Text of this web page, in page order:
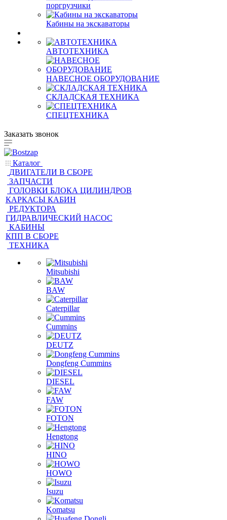
поргрузчики
Кабины на экскаваторы
АВТОТЕХНИКА
НАВЕСНОЕ ОБОРУДОВАНИЕ
СКЛАДСКАЯ ТЕХНИКА
СПЕЦТЕХНИКА
Заказать звонок
Каталог
ДВИГАТЕЛИ В СБОРЕ
ЗАПЧАСТИ
ГОЛОВКИ БЛОКА ЦИЛИНДРОВ
КАРКАСЫ КАБИН
РЕДУКТОРА
ГИДРАВЛИЧЕСКИЙ НАСОС
КАБИНЫ
КПП В СБОРЕ
ТЕХНИКА
Mitsubishi
BAW
Caterpillar
Cummins
DEUTZ
Dongfeng Cummins
DIESEL
FAW
FOTON
Hengtong
HINO
HOWO
Isuzu
Komatsu